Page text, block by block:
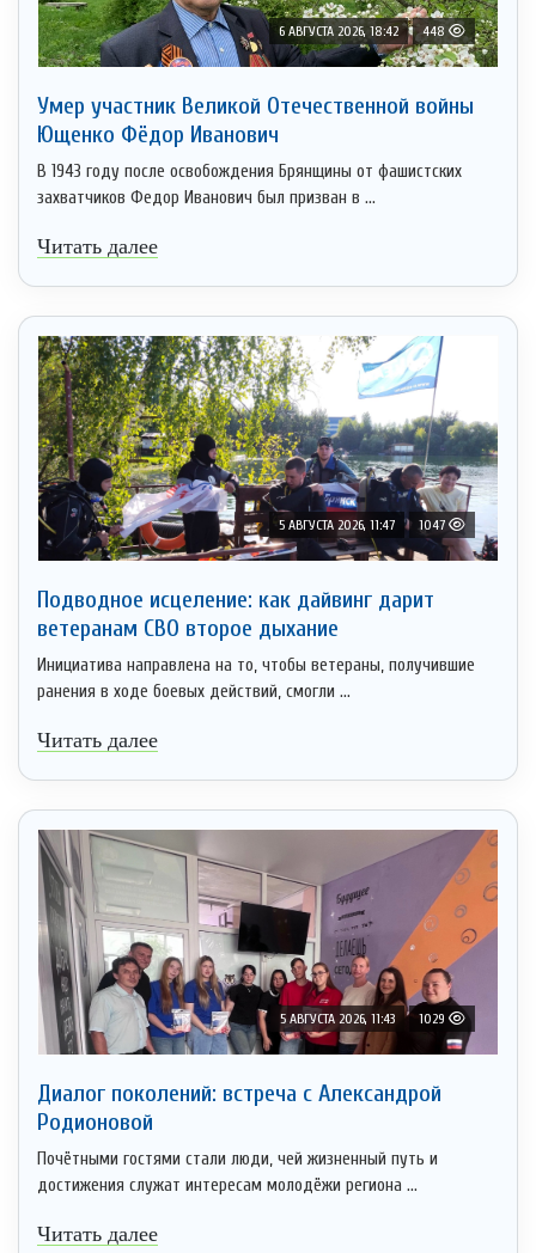
6 АВГУСТА 2026, 18:42 448
Умер участник Великой Отечественной войны
Ющенко Фёдор Иванович
В 1943 году после освобождения Брянщины от фашистских
захватчиков Федор Иванович был призван в ...
Читать далее
5 АВГУСТА 2026, 11:47 1047
Подводное исцеление: как дайвинг дарит
ветеранам СВО второе дыхание
Инициатива направлена на то, чтобы ветераны, получившие
ранения в ходе боевых действий, смогли ...
Читать далее
5 АВГУСТА 2026, 11:43 1029
Диалог поколений: встреча с Александрой
Родионовой
Почётными гостями стали люди, чей жизненный путь и
достижения служат интересам молодёжи региона ...
Читать далее